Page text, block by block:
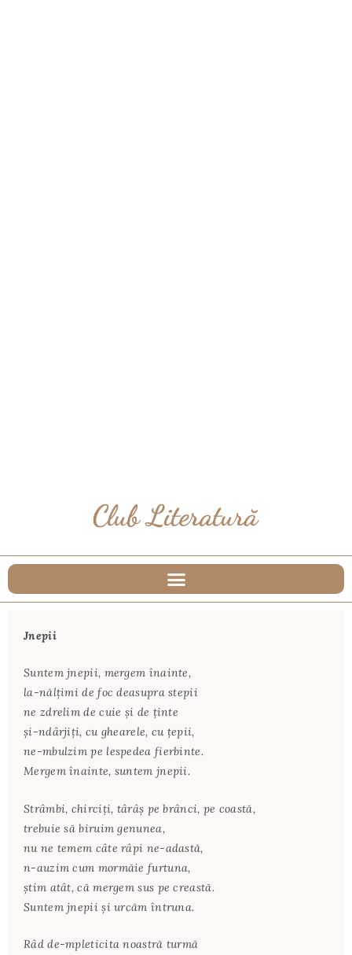
Jnepii
Suntem jnepii, mergem înainte,
la-nălțimi de foc deasupra stepii
ne zdrelim de cuie şi de ținte
şi-ndârjiți, cu ghearele, cu țepii,
ne-mbulzim pe lespedea fierbinte.
Mergem înainte, suntem jnepii.
Strâmbi, chirciți, târâş pe brânci, pe coastă,
trebuie să biruim genunea,
nu ne temem câte râpi ne-adastă,
n-auzim cum mormăie furtuna,
ştim atât, că mergem sus pe creastă.
Suntem jnepii şi urcăm întruna.
Râd de-mpleticita noastră turmă